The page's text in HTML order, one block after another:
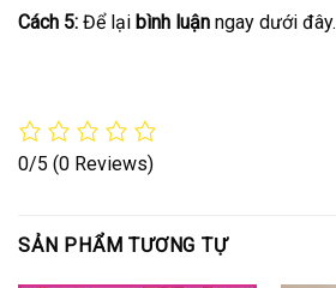
Cách 5: Để lại bình luận ngay dưới đây.
0/5 (0 Reviews)
SẢN PHẨM TƯƠNG TỰ